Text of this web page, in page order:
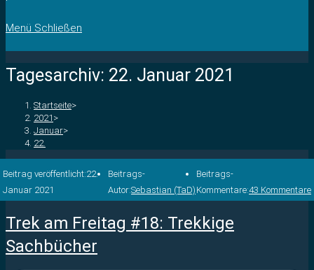
Menü Schließen
Tagesarchiv: 22. Januar 2021
Startseite>
2021 >
Januar>
22.
Beitrag veröffentlicht:22.
Januar 2021
Beitrags-
Autor:Sebastian (TaD)
Beitrags-
Kommentare:43 Kommentare
Trek am Freitag #18: Trekkige
Sachbücher